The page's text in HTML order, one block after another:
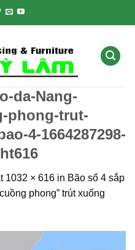
da-Nang-
phong-trut-
4-1664287298-
1032 × 616 in Bão số 4 sắp
phong” trút xuống